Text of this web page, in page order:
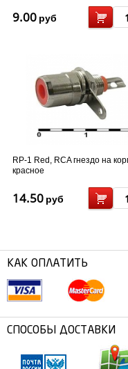
9.00 руб
RP-1 Red, RCA гнездо на
красное
14.50 руб
КАК ОПЛАТИТЬ
СПОСОБЫ ДОСТАВКИ